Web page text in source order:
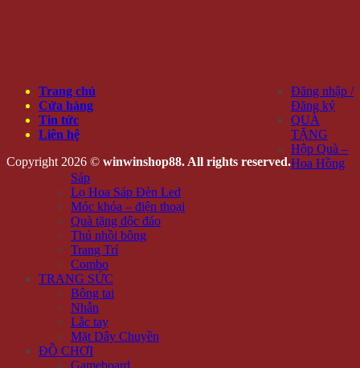
Trang chủ
Cửa hàng
Tin tức
Liên hệ
Copyright 2026 © winwinshop88. All rights reserved.
Đăng nhập /
Đăng ký
QUÀ
TẶNG
Hộp Quà –
Hoa Hồng
Sáp
Lọ Hoa Sáp Đèn Led
Móc khóa – điện thoại
Quà tặng độc đáo
Thú nhồi bông
Trang Trí
Combo
TRANG SỨC
Bông tai
Nhẫn
Lắc tay
Mặt Dây Chuyền
ĐỒ CHƠI